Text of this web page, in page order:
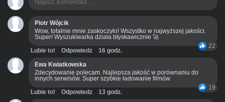
Piotr Wójcik
Wow, totalnie mnie zaskoczyło! Wszystko w najwyższej jakości.
Super! Wyszukiwarka działa błyskawicznie 🚀
22
Lubie to! Odpowiedz
16 godz.
Ewa Kwiatkowska
Zdecydowanie polecam. Najlepsza jakość w porównaniu do
innych serwisów. Super szybkie ładowanie filmów
19
Lubie to! Odpowiedz
13 godz.